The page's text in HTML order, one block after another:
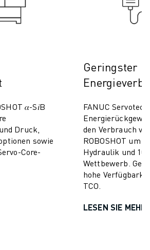
𝛼-S𝑖B
Druck,
sowie
Core-
Geringster
FANUC
den Verbrauch
ROBOSHOT um
Hydraulik und
Wettbewerb.
hohe
TCO.
LESEN SIE MEHR